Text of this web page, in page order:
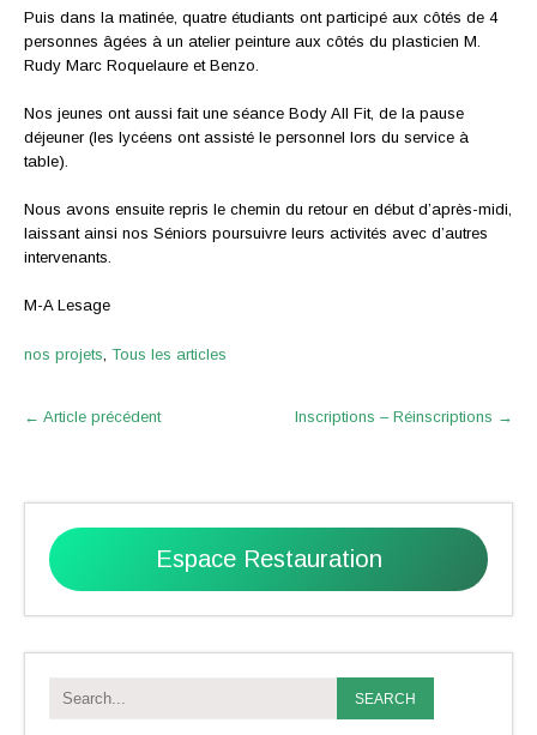
Puis dans la matinée, quatre étudiants ont participé aux côtés de 4
personnes âgées à un atelier peinture aux côtés du plasticien M.
Rudy Marc Roquelaure et Benzo.
Nos jeunes ont aussi fait une séance Body All Fit, de la pause
déjeuner (les lycéens ont assisté le personnel lors du service à
table).
Nous avons ensuite repris le chemin du retour en début d’après-midi,
laissant ainsi nos Séniors poursuivre leurs activités avec d’autres
intervenants.
M-A Lesage
nos projets, Tous les articles
Post
← Article précédent Inscriptions – Réinscriptions →
Espace Restauration